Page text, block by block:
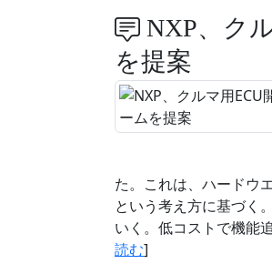
NXP、ク
を提案
た。これは、ハードウ
という考え方に基づく
いく。低コストで機能
読む]